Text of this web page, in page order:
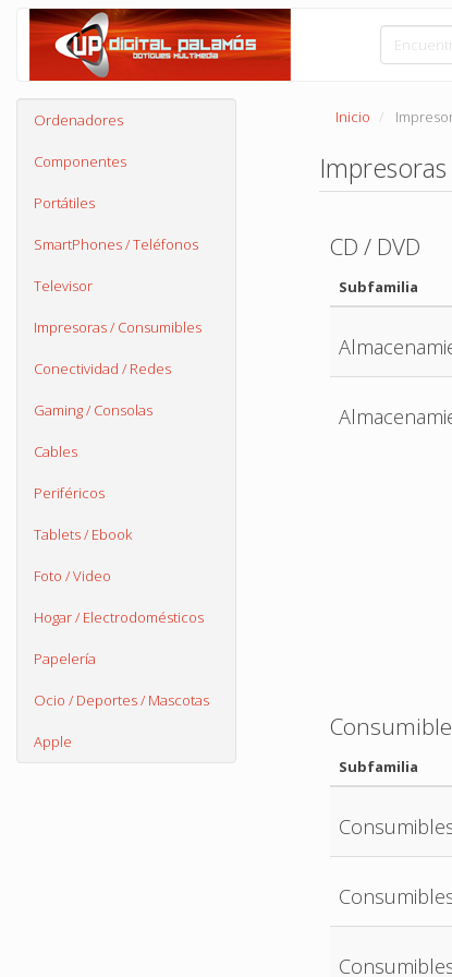
Ordenadores
Componentes
Portátiles
SmartPhones / Teléfonos
Televisor
Impresoras / Consumibles
Conectividad / Redes
Gaming / Consolas
Cables
Periféricos
Tablets / Ebook
Foto / Video
Hogar / Electrodomésticos
Papelería
Ocio / Deportes / Mascotas
Apple
Inicio
CD / DVD
Subfamilia
Subfamilia